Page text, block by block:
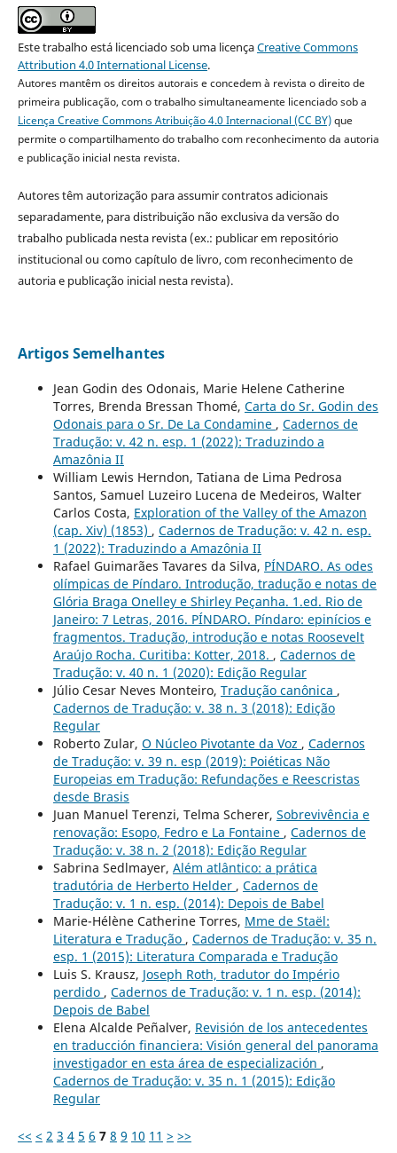
Este trabalho está licenciado sob uma licençaCreative Commons
Attribution 4.0 International License.
Autores mantêm os direitos autorais e concedem à revista o direito de
primeira publicação, com o trabalho simultaneamente licenciado sob a
Licença Creative Commons Atribuição 4.0 Internacional (CC BY)que
permite o compartilhamento do trabalho com reconhecimento da autoria
e publicação inicial nesta revista.
Autores têm autorização para assumir contratos adicionais
separadamente, para distribuição não exclusiva da versão do
trabalho publicada nesta revista (ex.: publicar em repositório
institucional ou como capítulo de livro, com reconhecimento de
autoria e publicação inicial nesta revista).
Artigos Semelhantes
Jean Godin des Odonais, Marie Helene Catherine
Torres, Brenda Bressan Thomé, Carta do Sr. Godin des
Odonais para o Sr. De La Condamine , Cadernos de
Tradução: v. 42 n. esp. 1 (2022): Traduzindo a
Amazônia II
William Lewis Herndon, Tatiana de Lima Pedrosa
Santos, Samuel Luzeiro Lucena de Medeiros, Walter
Carlos Costa, Exploration of the Valley of the Amazon
(cap. Xiv) (1853) , Cadernos de Tradução: v. 42 n. esp.
1 (2022): Traduzindo a Amazônia II
Rafael Guimarães Tavares da Silva, PÍNDARO. As odes
olímpicas de Píndaro. Introdução, tradução e notas de
Glória Braga Onelley e Shirley Peçanha. 1.ed. Rio de
Janeiro: 7 Letras, 2016. PÍNDARO. Píndaro: epinícios e
fragmentos. Tradução, introdução e notas Roosevelt
Araújo Rocha. Curitiba: Kotter, 2018. , Cadernos de
Tradução: v. 40 n. 1 (2020): Edição Regular
Júlio Cesar Neves Monteiro, Tradução canônica ,
Cadernos de Tradução: v. 38 n. 3 (2018): Edição
Regular
Roberto Zular, O Núcleo Pivotante da Voz , Cadernos
de Tradução: v. 39 n. esp (2019): Poiéticas Não
Europeias em Tradução: Refundações e Reescristas
desde Brasis
Juan Manuel Terenzi, Telma Scherer, Sobrevivência e
renovação: Esopo, Fedro e La Fontaine , Cadernos de
Tradução: v. 38 n. 2 (2018): Edição Regular
Sabrina Sedlmayer, Além atlântico: a prática
tradutória de Herberto Helder , Cadernos de
Tradução: v. 1 n. esp. (2014): Depois de Babel
Marie-Hélène Catherine Torres, Mme de Staël:
Literatura e Tradução , Cadernos de Tradução: v. 35 n.
esp. 1 (2015): Literatura Comparada e Tradução
Luis S. Krausz, Joseph Roth, tradutor do Império
perdido , Cadernos de Tradução: v. 1 n. esp. (2014):
Depois de Babel
Elena Alcalde Peñalver, Revisión de los antecedentes
en traducción financiera: Visión general del panorama
investigador en esta área de especialización ,
Cadernos de Tradução: v. 35 n. 1 (2015): Edição
Regular
<< < 2 3 4 5 6 7 8 9 10 11 > >>